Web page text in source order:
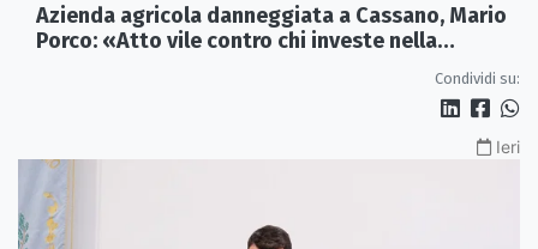
Azienda agricola danneggiata a Cassano, Mario
Porco: «Atto vile contro chi investe nella
Condividi su:
Ieri